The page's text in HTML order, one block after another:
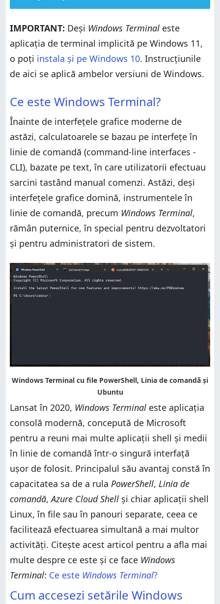
Cum accesezi setările Windows Terminal
Cum modifici setările de pornire pentru Windows
Terminal
Cum modifici setările de interacțiune pentru
Windows Terminal
Terminal
Terminal
Cum optimizezi setările de randare pentru Windows
Cum setezi setările de compatibilitate în Windows
Terminal
Cum gestionezi combinațiile de taste (acțiuni) în
Cum configurezi profilurile în Terminal
Care este personalizarea ta preferată din Terminal?
IMPORTANT: Deși Windows Terminal este
aplicația de terminal implicită pe Windows 11,
o poți instala și pe Windows 10. Instrucțiunile
de aici se aplică ambelor versiuni de Windows.
Cum accesezi setările Windows Terminal
Cum modifici setările de pornire pentru Windows
Cum modifici setările de interacțiune pentru
Windows Terminal
Cum personalizezi setările de aspect din Windows
Terminal
Cum ajustezi schemele de culori din Windows
Terminal
Cum optimizezi setările de randare pentru Windows
Cum setezi setările de compatibilitate în Windows
Terminal
Windows Terminal
Cum configurezi profilurile în Terminal
Care este personalizarea ta preferată din Terminal?
Ce este Windows Terminal?
Înainte de interfețele grafice moderne de
astăzi, calculatoarele se bazau pe interfețe în
linie de comandă (command-line interfaces -
CLI), bazate pe text, în care utilizatorii efectuau
sarcini tastând manual comenzi. Astăzi, deși
interfețele grafice domină, instrumentele în
linie de comandă, precum Windows Terminal,
rămân puternice, în special pentru dezvoltatori
și pentru administratori de sistem.
Lansat în 2020, Windows Terminal este aplicația
consolă modernă, concepută de Microsoft
pentru a reuni mai multe aplicații shell și medii
în linie de comandă într-o singură interfață
ușor de folosit. Principalul său avantaj constă în
capacitatea sa de a rula PowerShell, Linia de
comandă,Azure Cloud Shell și chiar aplicații shell
Linux, în file sau în panouri separate, ceea ce
facilitează efectuarea simultană a mai multor
activități. Citește acest articol pentru a afla mai
multe despre ce este și ce face Windows
Terminal: Ce este Windows Terminal?
Cum accesezi setările Windows